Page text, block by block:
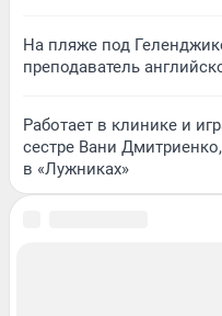
На пляже под
преподаватель
Работает в клинике и
сестре Вани
в «Лужниках»